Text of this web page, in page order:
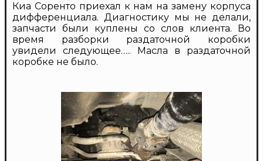
Киа Соренто приехал к нам на замену корпуса
дифференциала. Диагностику мы не делали,
запчасти были куплены со слов клиента. Во
время разборки раздаточной коробки
увидели следующее….. Масла в раздаточной
коробке не было.